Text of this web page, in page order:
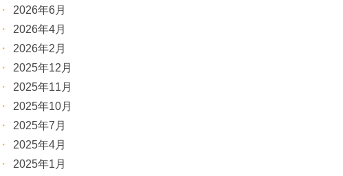
2026年6月
2026年4月
2026年2月
2025年12月
2025年11月
2025年10月
2025年7月
2025年4月
2025年1月